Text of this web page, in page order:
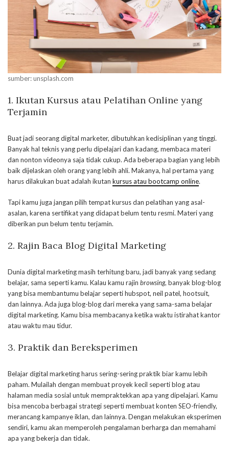
sumber: unsplash.com
1. Ikutan Kursus atau Pelatihan Online yang
Terjamin
Buat jadi seorang digital marketer, dibutuhkan kedisiplinan yang tinggi.
Banyak hal teknis yang perlu dipelajari dan kadang, membaca materi
dan nonton videonya saja tidak cukup. Ada beberapa bagian yang lebih
baik dijelaskan oleh orang yang lebih ahli. Makanya, hal pertama yang
harus dilakukan buat adalah ikutan kursus atau bootcamp online.
Tapi kamu juga jangan pilih tempat kursus dan pelatihan yang asal-
asalan, karena sertifikat yang didapat belum tentu resmi. Materi yang
diberikan pun belum tentu terjamin.
2. Rajin Baca Blog Digital Marketing
Dunia digital marketing masih terhitung baru, jadi banyak yang sedang
belajar, sama seperti kamu. Kalau kamu rajin browsing, banyak blog-blog
yang bisa membantumu belajar seperti hubspot, neil patel, hootsuit,
dan lainnya. Ada juga blog-blog dari mereka yang sama-sama belajar
digital marketing. Kamu bisa membacanya ketika waktu istirahat kantor
atau waktu mau tidur.
3. Praktik dan Bereksperimen
Belajar digital marketing harus sering-sering praktik biar kamu lebih
paham. Mulailah dengan membuat proyek kecil seperti blog atau
halaman media sosial untuk mempraktekkan apa yang dipelajari. Kamu
bisa mencoba berbagai strategi seperti membuat konten SEO-friendly,
merancang kampanye iklan, dan lainnya. Dengan melakukan eksperimen
sendiri, kamu akan memperoleh pengalaman berharga dan memahami
apa yang bekerja dan tidak.